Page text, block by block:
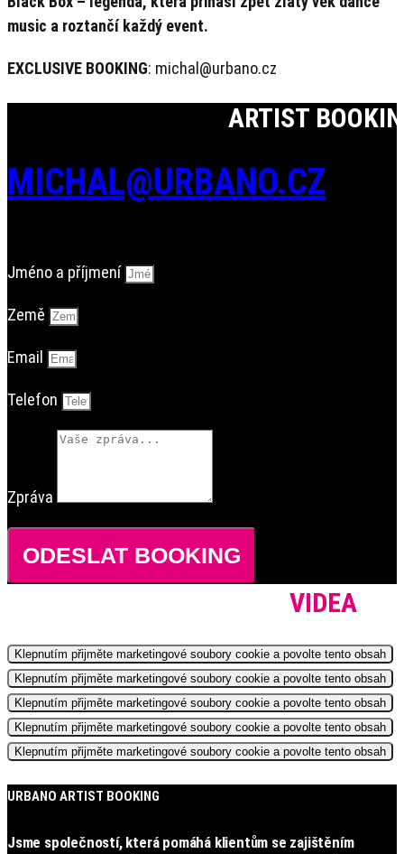
music a roztančí každý event.
EXCLUSIVE BOOKING: michal@urbano.cz
ARTIST
MICHAL@URBANO.CZ
Jméno a příjmení
Země
Email
Telefon
Zpráva
ODESLAT BOOKING
VIDEA
Klepnutím přijměte marketingové soubory cookie a povolte tento obsah
Klepnutím přijměte marketingové soubory cookie a povolte tento obsah
Klepnutím přijměte marketingové soubory cookie a povolte tento obsah
Klepnutím přijměte marketingové soubory cookie a povolte tento obsah
Klepnutím přijměte marketingové soubory cookie a povolte tento obsah
URBANO ARTIST BOOKING
Jsme společností, která pomáhá klientům se zajištěním